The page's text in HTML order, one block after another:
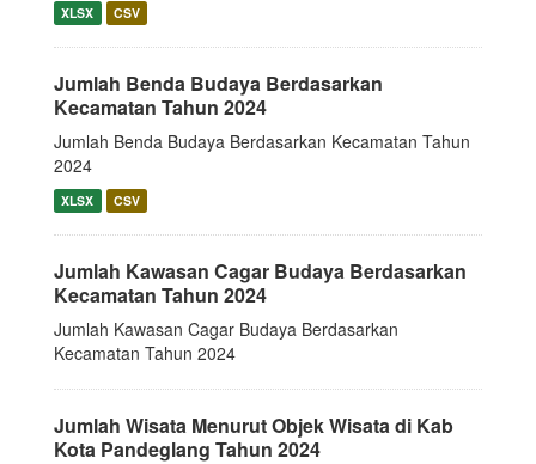
XLSX CSV
Jumlah Benda Budaya Berdasarkan
Kecamatan Tahun 2024
Jumlah Benda Budaya Berdasarkan Kecamatan Tahun
2024
XLSX CSV
Jumlah Kawasan Cagar Budaya Berdasarkan
Kecamatan Tahun 2024
Jumlah Kawasan Cagar Budaya Berdasarkan
Kecamatan Tahun 2024
Jumlah Wisata Menurut Objek Wisata di Kab
Kota Pandeglang Tahun 2024